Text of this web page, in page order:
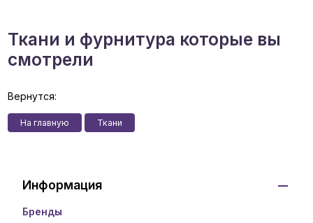
Ткани и фурнитура которые вы
смотрели
Вернутся:
На главную Ткани
Информация
Бренды